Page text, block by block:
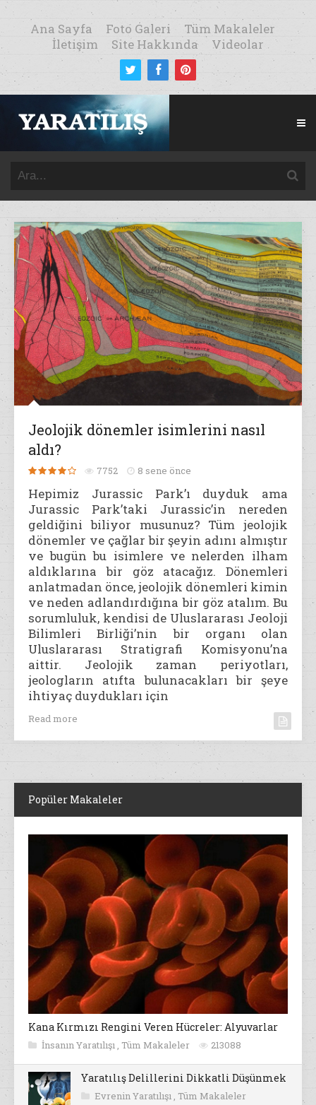
Ana Sayfa Foto Galeri
Tüm Makaleler
İletişim
Site Hakkında Videolar
Jeolojik dönemler isimlerini nasıl
aldı?
7752 8 sene önce
Hepimiz Jurassic Park’ı duyduk ama
Jurassic Park’taki Jurassic’in nereden
geldiğini biliyor musunuz? Tüm jeolojik
dönemler ve çağlar bir şeyin adını almıştır
ve bugün bu isimlere ve nelerden ilham
aldıklarına bir göz atacağız. Dönemleri
anlatmadan önce, jeolojik dönemleri kimin
ve neden adlandırdığına bir göz atalım. Bu
sorumluluk, kendisi de Uluslararası Jeoloji
Bilimleri Birliği’nin bir organı olan
Uluslararası Stratigrafi Komisyonu’na
aittir. Jeolojik zaman periyotları,
jeologların atıfta bulunacakları bir şeye
ihtiyaç duydukları için
Read more
Popüler Makaleler
Kana Kırmızı Rengini Veren Hücreler: Alyuvarlar
İnsanın Yaratılışı , Tüm Makaleler 213088
Yaratılış Delillerini Dikkatli Düşünmek
Evrenin Yaratılışı , Tüm Makaleler